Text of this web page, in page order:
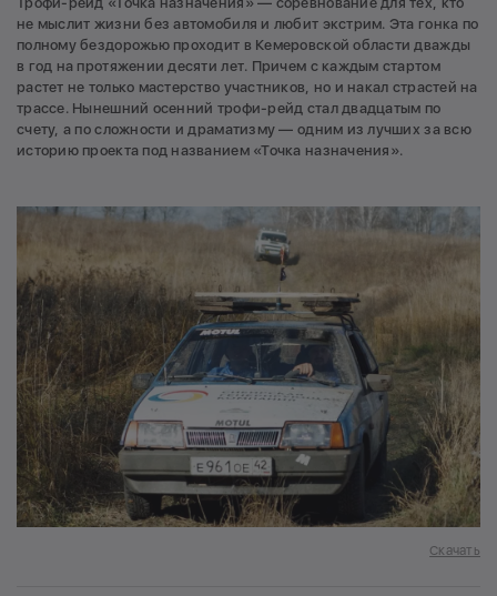
не мыслит жизни без автомобиля и любит экстрим. Эта гонка по
полному бездорожью проходит в Кемеровской области дважды
в год на протяжении десяти лет. Причем с каждым стартом
растет не только мастерство участников, но и накал страстей на
трассе. Нынешний осенний трофи-рейд стал двадцатым по
счету, а по сложности и драматизму — одним из лучших за всю
историю проекта под названием «Точка назначения».
Скачать